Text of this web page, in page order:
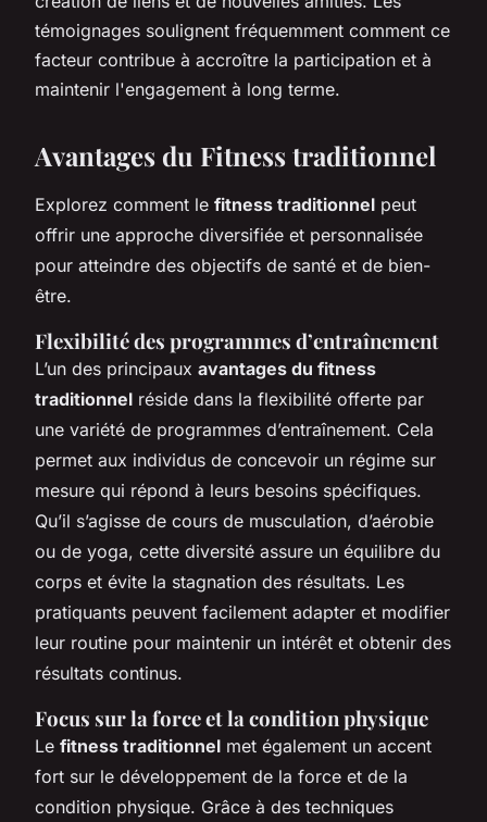
témoignages soulignent fréquemment comment ce
facteur contribue à accroître la participation et à
maintenir l'engagement à long terme.
Avantages du Fitness traditionnel
Explorez comment le fitness traditionnel peut
offrir une approche diversifiée et personnalisée
pour atteindre des objectifs de santé et de bien-
être.
Flexibilité des programmes d’entraînement
L’un des principaux avantages du fitness
traditionnel réside dans la flexibilité offerte par
une variété de programmes d’entraînement. Cela
permet aux individus de concevoir un régime sur
mesure qui répond à leurs besoins spécifiques.
Qu’il s’agisse de cours de musculation, d’aérobie
ou de yoga, cette diversité assure un équilibre du
corps et évite la stagnation des résultats. Les
pratiquants peuvent facilement adapter et modifier
leur routine pour maintenir un intérêt et obtenir des
résultats continus.
Focus sur la force et la condition physique
Le fitness traditionnel met également un accent
fort sur le développement de la force et de la
condition physique. Grâce à des techniques